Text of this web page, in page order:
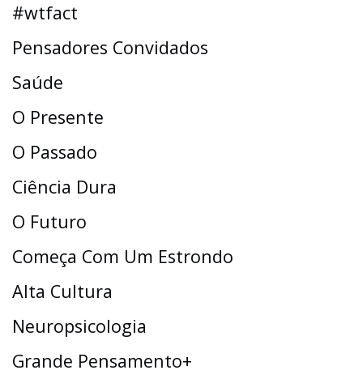
#wtfact
Pensadores Convidados
Saúde
O Presente
O Passado
Ciência Dura
O Futuro
Começa Com Um Estrondo
Alta Cultura
Neuropsicologia
Grande Pensamento+